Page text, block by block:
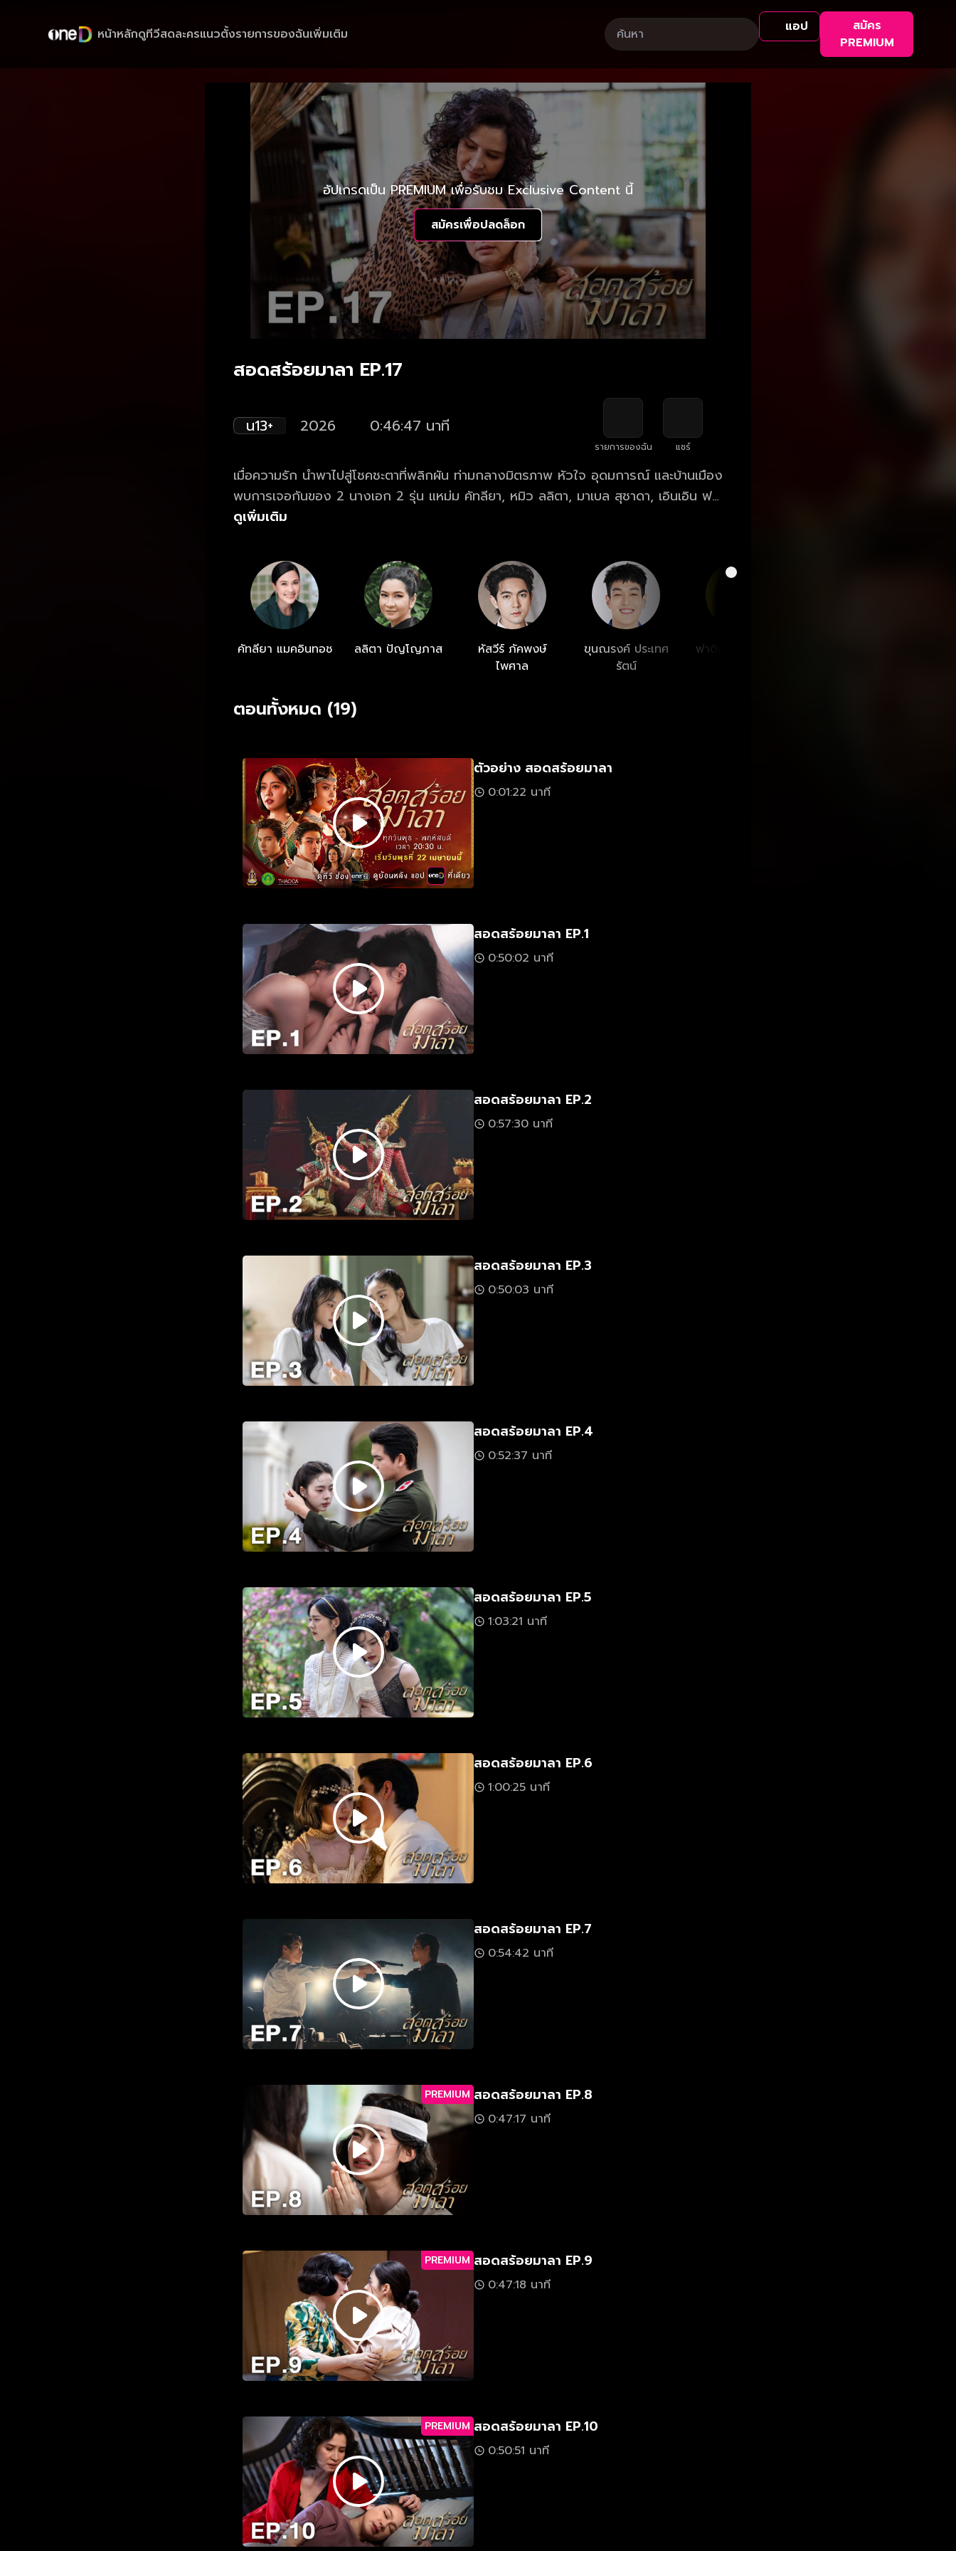
หน้าหลักดูทีวีสดละครแนวตั้งรายการของฉันเพิ่มเติม แอป
สมัคร
PREMIUM
อัปเกรดเป็น PREMIUM เพื่อรับชม Exclusive Content นี้
สมัครเพื่อปลดล็อก
สอดสร้อยมาลา EP.17
น13+ 2026 0:46:47 นาที
รายการของฉัน แชร์
เมื่อความรัก นำพาไปสู่โชคชะตาที่พลิกผัน ท่ามกลางมิตรภาพ หัวใจ อุดมการณ์ และบ้านเมือง
พบการเจอกันของ 2 นางเอก 2 รุ่น แหม่ม คัทลียา, หมิว ลลิตา, มาเบล สุชาดา, เอินเอิน ฟา
ติมา พร้อมด้วย 2 พระเอกมาแรง เข้ม หัสวีร์ - กระทิง ขุนณรงค์ และนักแสดงมากฝีมือ อู๋
ดูเพิ่มเติม
คัทลียา แมคอินทอช ลลิตา ปัญโญภาส
หัสวีร์ ภัคพงษ์
ไพศาล
ขุนณรงค์ ประเทศ
รัตน์
ฟาติมา เดชะวลีกุล
ตอนทั้งหมด (19)
ตัวอย่าง สอดสร้อยมาลา
0:01:22 นาที
สอดสร้อยมาลา EP.1
0:50:02 นาที
สอดสร้อยมาลา EP.2
0:57:30 นาที
สอดสร้อยมาลา EP.3
0:50:03 นาที
สอดสร้อยมาลา EP.4
0:52:37 นาที
สอดสร้อยมาลา EP.5
1:03:21 นาที
สอดสร้อยมาลา EP.6
1:00:25 นาที
สอดสร้อยมาลา EP.7
0:54:42 นาที
PREMIUM สอดสร้อยมาลา EP.8
0:47:17 นาที
PREMIUM สอดสร้อยมาลา EP.9
0:47:18 นาที
PREMIUM สอดสร้อยมาลา EP.10
0:50:51 นาที